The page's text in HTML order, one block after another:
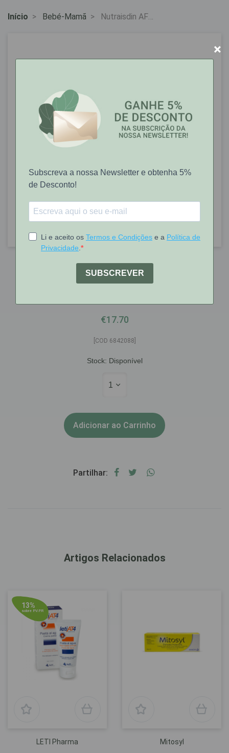
Início Bebé-Mamã
Nutraisdin AF Pomada Reparadora
€17.70
[COD 6842088]
Stock: Disponível
1
Adicionar ao Carrinho
Partilhar:
Artigos Relacionados
13%
sobre P.V.P.R
LETI Pharma Mitosyl
×